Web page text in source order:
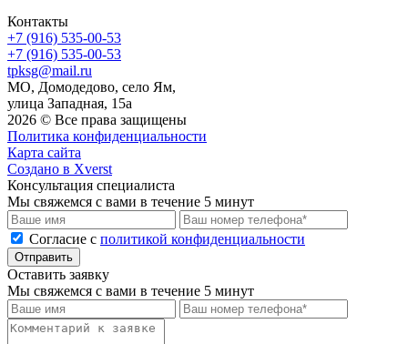
Контакты
+7 (916) 535-00-53
+7 (916) 535-00-53
tpksg@mail.ru
МО, Домодедово, село Ям,
улица Западная, 15а
2026 © Все права защищены
Политика конфиденциальности
Карта сайта
Создано в Xverst
Консультация специалиста
Мы свяжемся с вами в течение 5 минут
Cогласие с политикой конфиденциальности
Отправить
Оставить заявку
Мы свяжемся с вами в течение 5 минут